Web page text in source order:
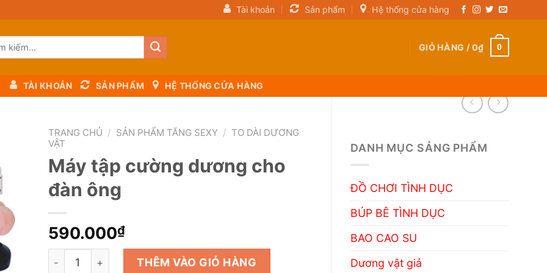
Tài khoản Sản phẩm Hệ thống cửa hàng
GIỎ HÀNG /0₫ 0
TÀI KHOẢN SẢN PHẨM HỆ THỐNG CỬA HÀNG
DANH MỤC SẢNG PHẨM
ĐỒ CHƠI TÌNH DỤC
BÚP BÊ TÌNH DỤC
BAO CAO SU
Dương vật giả
to
TRANG CHỦ / SẢN PHẨM TĂNG SEXY / TO DÀI DƯƠNG
VẬT
Máy tập cường dương cho
đàn ông
590.000₫
Máy tập cường dương cho đàn ông số lượng
THÊM VÀO GIỎ HÀNG